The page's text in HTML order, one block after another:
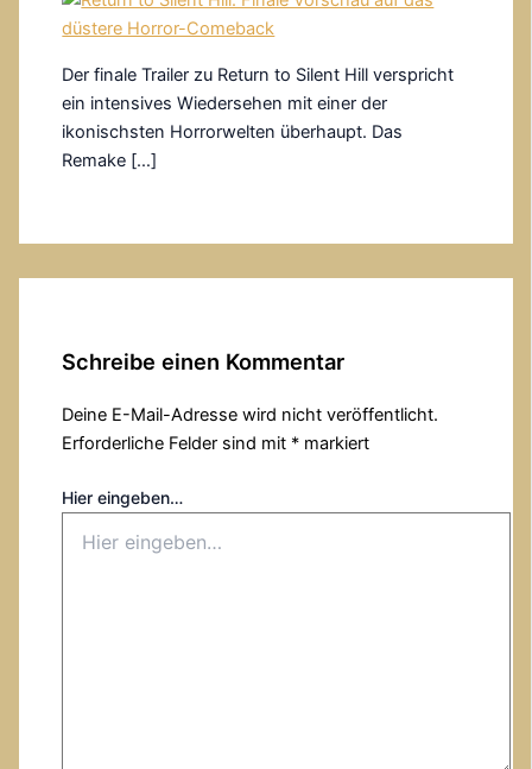
Der finale Trailer zu Return to Silent Hill verspricht
ein intensives Wiedersehen mit einer der
ikonischsten Horrorwelten überhaupt. Das
Remake […]
Schreibe einen Kommentar
Deine E-Mail-Adresse wird nicht veröffentlicht.
Erforderliche Felder sind mit * markiert
Hier eingeben…